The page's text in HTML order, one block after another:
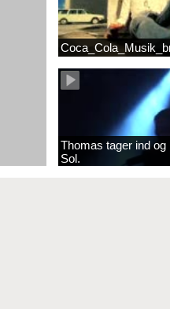
Thomas tager ind og
Sol.